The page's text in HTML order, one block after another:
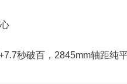
秒破百，2845mm轴距